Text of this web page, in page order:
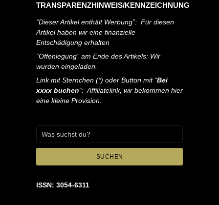
TRANSPARENZHINWEIS/KENNZEICHNUNG
“Dieser Artikel enthält Werbung”: Für diesen
Artikel haben wir eine finanzielle
Entschädigung erhalten
“Offenlegung” am Ende des Artikels: Wir
wurden eingeladen.
Link mit Sternchen (*) oder Button mit “Bei
xxxx buchen“: Affiliatelink, wir bekommen hier
eine kleine Provision.
SUCHEN
ISSN: 3054-6311